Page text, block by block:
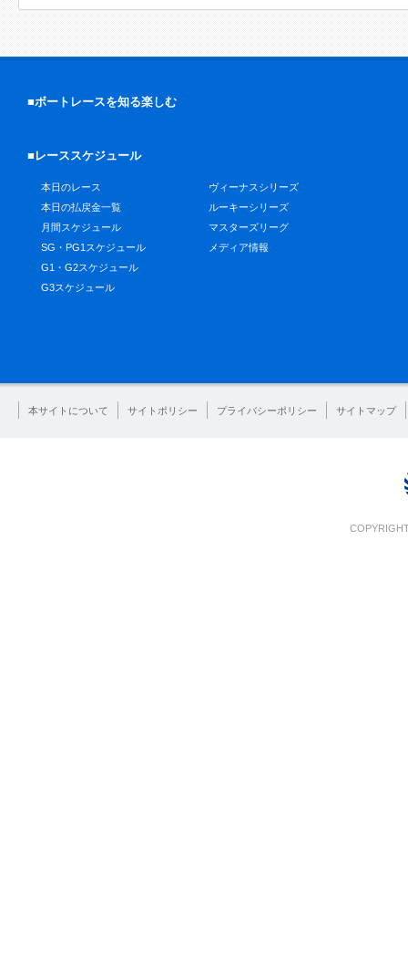
■ボートレースを知る楽しむ
■レーススケジュール
本日のレース
本日の払戻金一覧
月間スケジュール
SG・PG1スケジュール
G1・G2スケジュール
G3スケジュール
ヴィーナスシリーズ
ルーキーシリーズ
マスターズリーグ
メディア情報
本サイトについて サイトポリシー プライバシーポリシー サイトマップ